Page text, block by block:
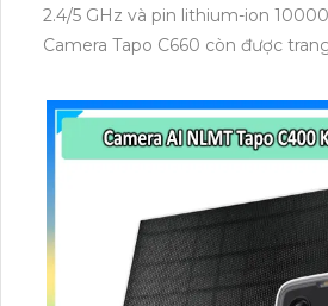
2.4/5 GHz và pin lithium-ion
Camera Tapo C660 còn được
thú cưng, phương tiện, lưu trữ thẻ
GB.